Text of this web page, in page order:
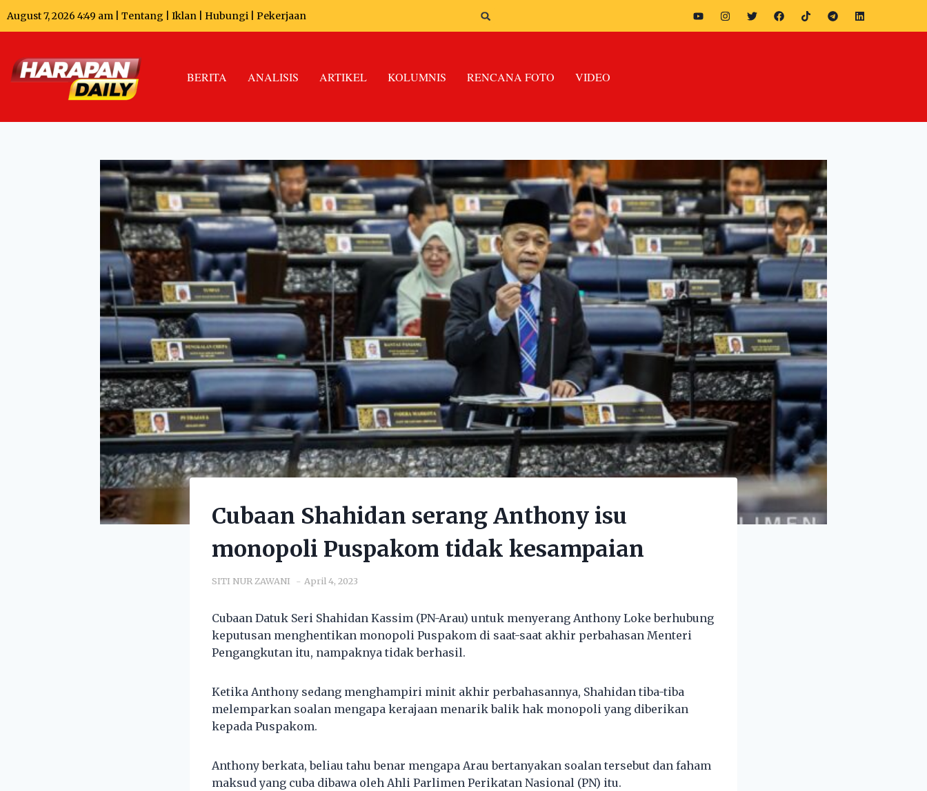
August 7, 2026 4:49 am | Tentang Iklan Hubungi Pekerjaan
BERITA ANALISIS ARTIKEL KOLUMNIS RENCANA FOTO VIDEO
Cubaan Shahidan serang Anthony isu
monopoli Puspakom tidak kesampaian
SITI NUR ZAWANI April 4, 2023
Cubaan Datuk Seri Shahidan Kassim (PN-Arau) untuk menyerang Anthony Loke berhubung
keputusan menghentikan monopoli Puspakom di saat-saat akhir perbahasan Menteri
Pengangkutan itu, nampaknya tidak berhasil.
Ketika Anthony sedang menghampiri minit akhir perbahasannya, Shahidan tiba-tiba
melemparkan soalan mengapa kerajaan menarik balik hak monopoli yang diberikan
kepada Puspakom.
Anthony berkata, beliau tahu benar mengapa Arau bertanyakan soalan tersebut dan faham
maksud yang cuba dibawa oleh Ahli Parlimen Perikatan Nasional (PN) itu.